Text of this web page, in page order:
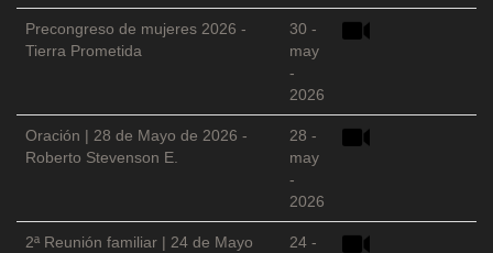
Precongreso de mujeres 2026 -
Tierra Prometida
30 -
may
-
2026
Oración | 28 de Mayo de 2026 -
Roberto Stevenson E.
28 -
may
-
2026
2ª Reunión familiar | 24 de Mayo
24 -